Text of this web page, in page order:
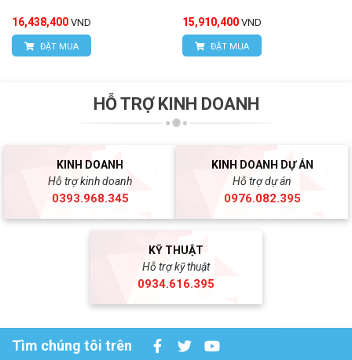
16,438,400 VND
ĐẶT MUA
15,910,400 VND
ĐẶT MUA
HỖ TRỢ KINH DOANH
KINH DOANH
Hỗ trợ kinh doanh
0393.968.345
KINH DOANH DỰ ÁN
Hỗ trợ dự án
0976.082.395
KỸ THUẬT
Hỗ trợ kỹ thuật
0934.616.395
Tìm chúng tôi trên